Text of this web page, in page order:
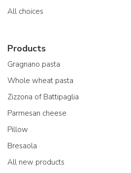
All choices
Products
Gragnano pasta
Whole wheat pasta
Zizzona of Battipaglia
Parmesan cheese
Pillow
Bresaola
All new products